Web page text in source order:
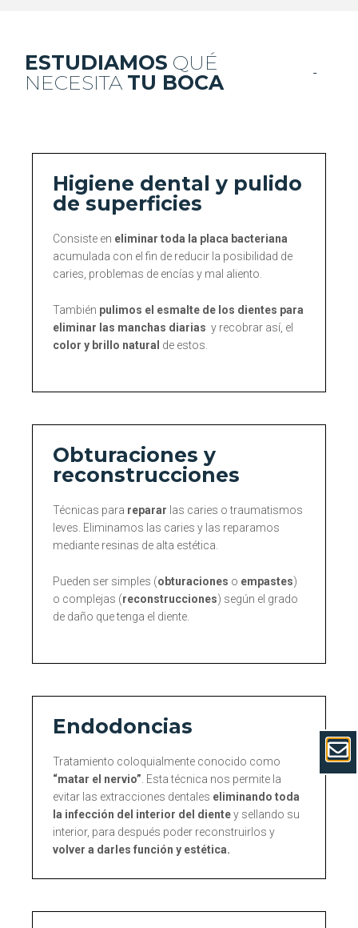
ESTUDIAMOS QUÉ
NECESITA TU BOCA
Higiene dental y pulido
de superficies
Consiste en eliminar toda la placa bacteriana
acumulada con el fin de reducir la posibilidad de
caries, problemas de encías y mal aliento.
También pulimos el esmalte de los dientes para
eliminar las manchas diarias y recobrar así, el
color y brillo natural de estos.
Obturaciones y
reconstrucciones
Técnicas para reparar las caries o traumatismos
leves. Eliminamos las caries y las reparamos
mediante resinas de alta estética.
Pueden ser simples (obturaciones o empastes)
o complejas (reconstrucciones) según el grado
de daño que tenga el diente.
Endodoncias
Tratamiento coloquialmente conocido como
“matar el nervio” . Esta técnica nos permite la
evitar las extracciones dentales eliminando toda
la infección del interior del dientey sellando su
interior, para después poder reconstruirlos y
volver a darles función y estética.